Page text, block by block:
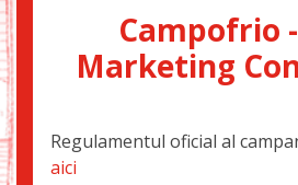
Campofrio
Marketing
Regulamentul oficial al
aici